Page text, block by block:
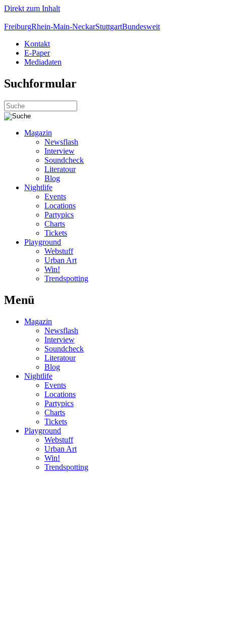
Direkt zum Inhalt
FreiburgRhein-Main-NeckarStuttgartBundesweit
Kontakt
E-Paper
Mediadaten
Suchformular
Magazin
Newsflash
Interview
Soundcheck
Literatour
Blog
Nightlife
Events
Locations
Partypics
Charts
Tickets
Playground
Webstuff
Urban Art
Win!
Trendspotting
Menü
Magazin
Newsflash
Interview
Soundcheck
Literatour
Blog
Nightlife
Events
Locations
Partypics
Charts
Tickets
Playground
Webstuff
Urban Art
Win!
Trendspotting